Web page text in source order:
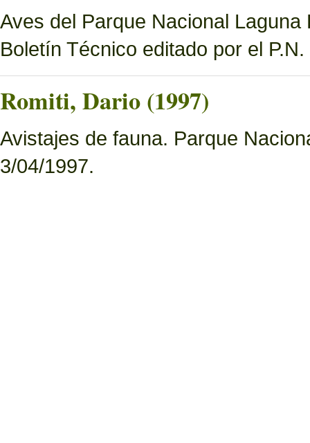
Aves del Parque Nacional
Boletín Técnico editado por el
Romiti, Dario (1997)
Avistajes de fauna. Parque
3/04/1997.